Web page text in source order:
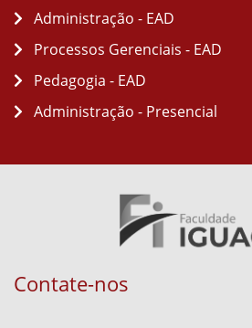
Administração - EAD
Processos Gerenciais - EAD
Pedagogia - EAD
Administração - Presencial
Contate-nos